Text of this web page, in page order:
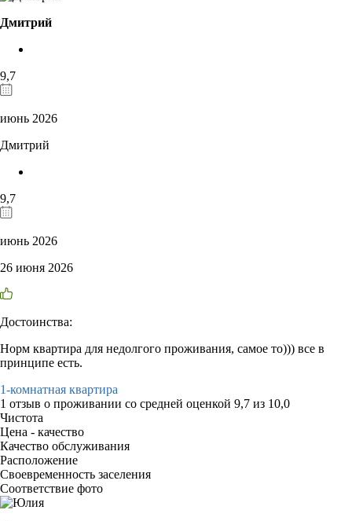
Дмитрий
9,7
июнь 2026
Дмитрий
9,7
июнь 2026
26 июня 2026
Достоинства:
Норм квартира для недолгого проживания, самое то))) все в
принципе есть.
1-комнатная квартира
1 отзыв о проживании со средней оценкой 9,7 из 10,0
Чистота
Цена - качество
Качество обслуживания
Расположение
Своевременность заселения
Соответствие фото